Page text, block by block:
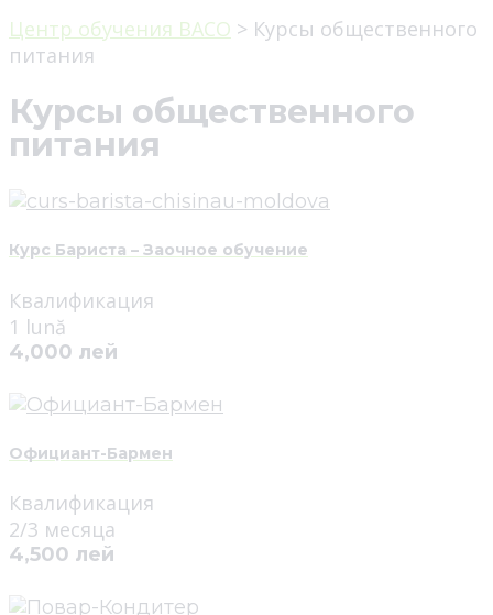
Центр обучения BACO > Курсы общественного
питания
Курсы общественного
питания
Курс Бариста – Заочное обучение
Квалификация
1 lună
4,000 лей
Официант-Бармен
Квалификация
2/3 месяца
4,500 лей